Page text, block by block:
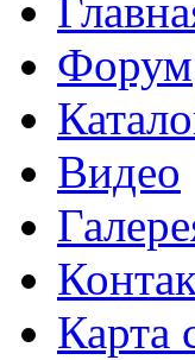
Форум
Видео
Карта